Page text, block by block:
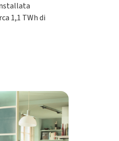
1,1 TWh di